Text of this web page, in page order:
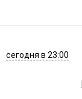
сегодня в 23:00